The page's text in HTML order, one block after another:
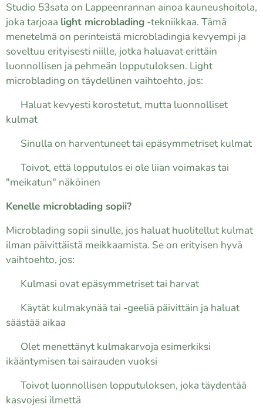
Studio 53sata on Lappeenrannan ainoa kauneushoitola,
joka tarjoaa light microblading -tekniikkaa. Tämä
menetelmä on perinteistä microbladingia kevyempi ja
soveltuu erityisesti niille, jotka haluavat erittäin
luonnollisen ja pehmeän lopputuloksen. Light
microblading on täydellinen vaihtoehto, jos:
✔ Haluat kevyesti korostetut, mutta luonnolliset
kulmat
✔ Sinulla on harventuneet tai epäsymmetriset kulmat
✔ Toivot, että lopputulos ei ole liian voimakas tai
"meikatun" näköinen
Kenelle microblading sopii?
Microblading sopii sinulle, jos haluat huolitellut kulmat
ilman päivittäistä meikkaamista. Se on erityisen hyvä
vaihtoehto, jos:
✔ Kulmasi ovat epäsymmetriset tai harvat
✔ Käytät kulmakynää tai -geeliä päivittäin ja haluat
säästää aikaa
✔ Olet menettänyt kulmakarvoja esimerkiksi
ikääntymisen tai sairauden vuoksi
✔ Toivot luonnollisen lopputuloksen, joka täydentää
kasvojesi ilmettä